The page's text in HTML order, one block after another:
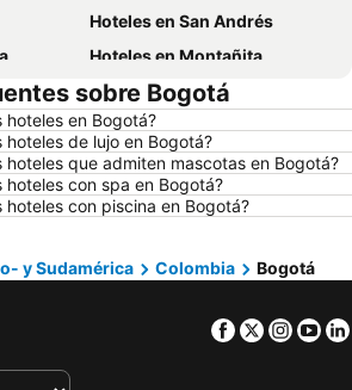
Hoteles en San Andrés
Hoteles en Montañita
Hoteles en Pedernales
Hoteles en Roma
Hoteles en Cojimies
Hoteles en Zorritos
Hoteles en Esmeraldas
Hoteles en Colombia
sobre Bogotá
hoteles en Bogotá?
hoteles de lujo en Bogotá?
hoteles que admiten mascotas en Bogotá?
hoteles con spa en Bogotá?
hoteles con piscina en Bogotá?
y Sudamérica Colombia Bogotá
Facebook
Twitter